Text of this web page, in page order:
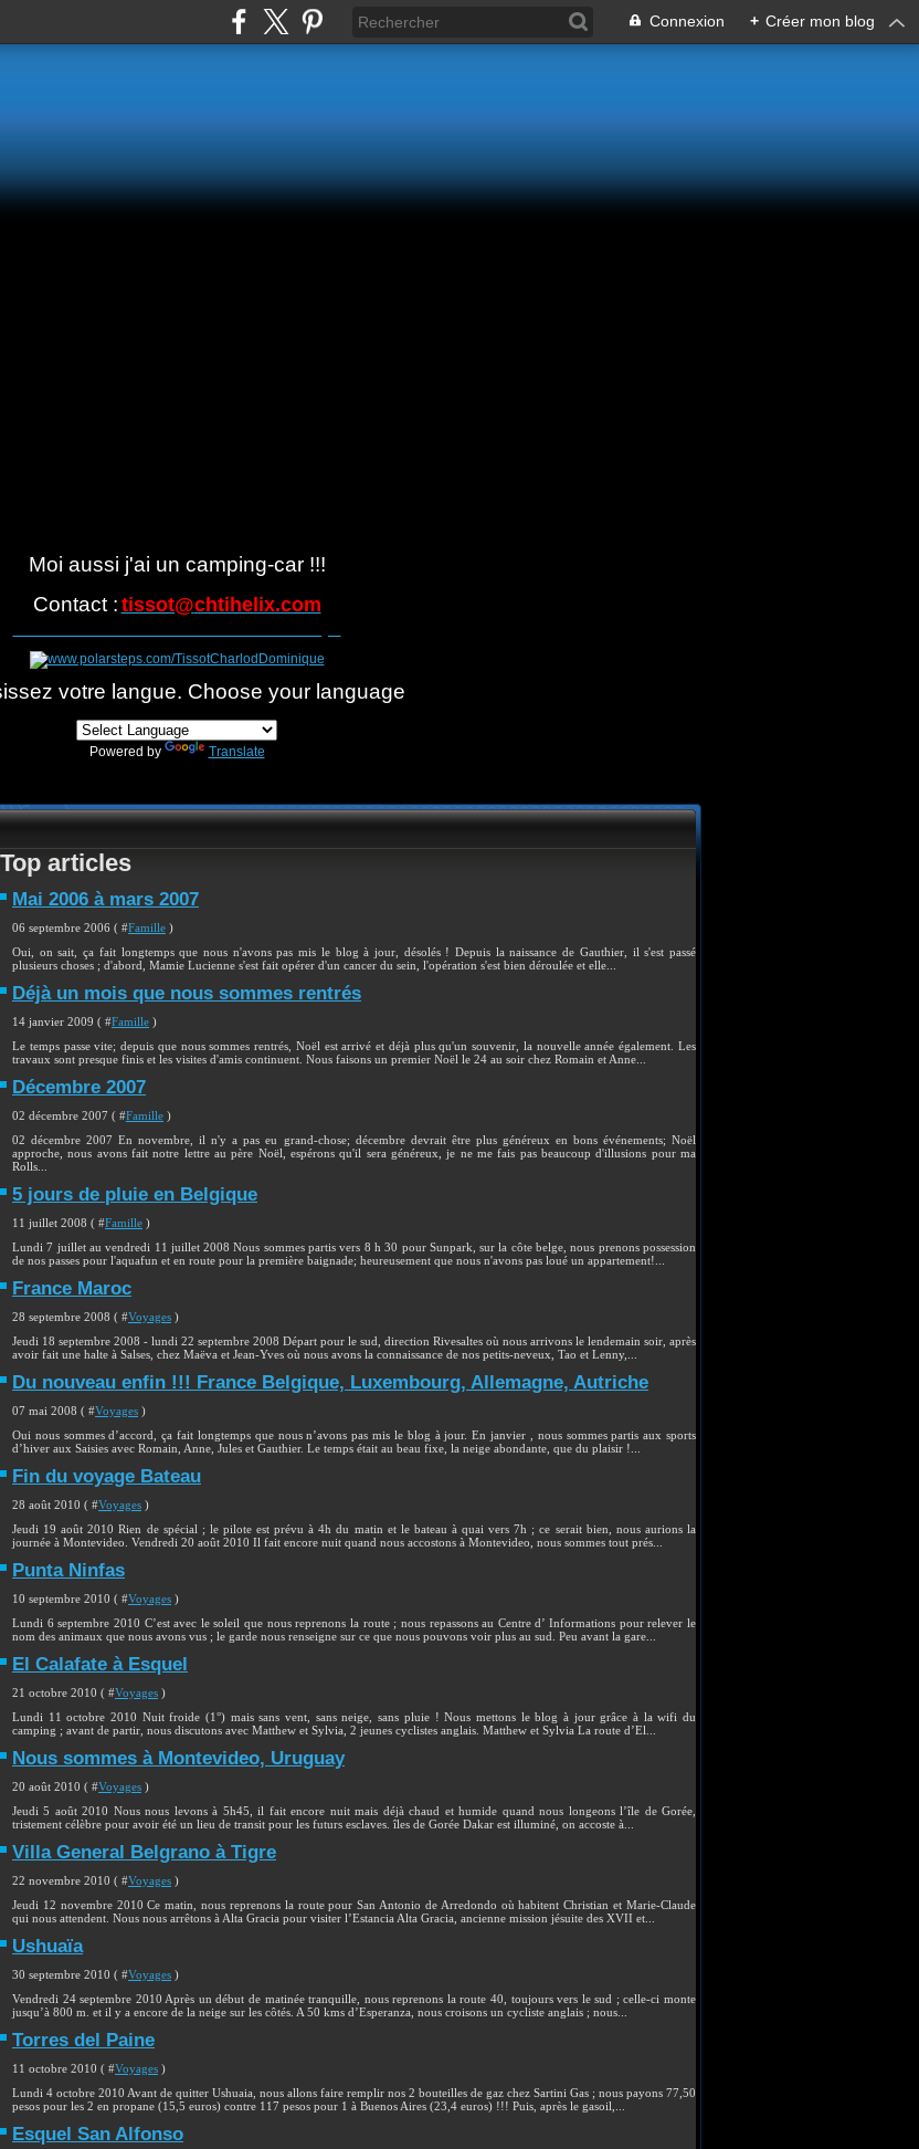
Connexion + Créer mon blog
Moi aussi j'ai un camping-car !!!
Contact : tissot@chtihelix.com
votre langue. Choose your language
Powered by Translate
Top articles
Mai 2006 à mars 2007
06 septembre 2006 ( #Famille )
Oui, on sait, ça fait longtemps que nous n'avons pas mis le blog à jour, désolés ! Depuis la naissance de Gauthier, il s'est passé
plusieurs choses ; d'abord, Mamie Lucienne s'est fait opérer d'un cancer du sein, l'opération s'est bien déroulée et elle...
Déjà un mois que nous sommes rentrés
14 janvier 2009 ( #Famille )
Le temps passe vite; depuis que nous sommes rentrés, Noël est arrivé et déjà plus qu'un souvenir, la nouvelle année également. Les
travaux sont presque finis et les visites d'amis continuent. Nous faisons un premier Noël le 24 au soir chez Romain et Anne...
Décembre 2007
02 décembre 2007 ( #Famille )
02 décembre 2007 En novembre, il n'y a pas eu grand-chose; décembre devrait être plus généreux en bons événements; Noël
approche, nous avons fait notre lettre au père Noël, espérons qu'il sera généreux, je ne me fais pas beaucoup d'illusions pour ma
Rolls...
5 jours de pluie en Belgique
11 juillet 2008 ( #Famille )
Lundi 7 juillet au vendredi 11 juillet 2008 Nous sommes partis vers 8 h 30 pour Sunpark, sur la côte belge, nous prenons possession
de nos passes pour l'aquafun et en route pour la première baignade; heureusement que nous n'avons pas loué un appartement!...
France Maroc
28 septembre 2008 ( #Voyages )
Jeudi 18 septembre 2008 - lundi 22 septembre 2008 Départ pour le sud, direction Rivesaltes où nous arrivons le lendemain soir, après
avoir fait une halte à Salses, chez Maëva et Jean-Yves où nous avons la connaissance de nos petits-neveux, Tao et Lenny,...
Du nouveau enfin !!! France Belgique, Luxembourg, Allemagne, Autriche
07 mai 2008 ( #Voyages )
Oui nous sommes d’accord, ça fait longtemps que nous n’avons pas mis le blog à jour. En janvier , nous sommes partis aux sports
d’hiver aux Saisies avec Romain, Anne, Jules et Gauthier. Le temps était au beau fixe, la neige abondante, que du plaisir !...
Fin du voyage Bateau
28 août 2010 ( #Voyages )
Jeudi 19 août 2010 Rien de spécial ; le pilote est prévu à 4h du matin et le bateau à quai vers 7h ; ce serait bien, nous aurions la
journée à Montevideo. Vendredi 20 août 2010 Il fait encore nuit quand nous accostons à Montevideo, nous sommes tout prés...
Punta Ninfas
10 septembre 2010 ( #Voyages )
Lundi 6 septembre 2010 C’est avec le soleil que nous reprenons la route ; nous repassons au Centre d’ Informations pour relever le
nom des animaux que nous avons vus ; le garde nous renseigne sur ce que nous pouvons voir plus au sud. Peu avant la gare...
El Calafate à Esquel
21 octobre 2010 ( #Voyages )
Lundi 11 octobre 2010 Nuit froide (1°) mais sans vent, sans neige, sans pluie ! Nous mettons le blog à jour grâce à la wifi du
camping ; avant de partir, nous discutons avec Matthew et Sylvia, 2 jeunes cyclistes anglais. Matthew et Sylvia La route d’El...
Nous sommes à Montevideo, Uruguay
20 août 2010 ( #Voyages )
Jeudi 5 août 2010 Nous nous levons à 5h45, il fait encore nuit mais déjà chaud et humide quand nous longeons l’île de Gorée,
tristement célèbre pour avoir été un lieu de transit pour les futurs esclaves. îles de Gorée Dakar est illuminé, on accoste à...
Villa General Belgrano à Tigre
22 novembre 2010 ( #Voyages )
Jeudi 12 novembre 2010 Ce matin, nous reprenons la route pour San Antonio de Arredondo où habitent Christian et Marie-Claude
qui nous attendent. Nous nous arrêtons à Alta Gracia pour visiter l’Estancia Alta Gracia, ancienne mission jésuite des XVII et...
Ushuaïa
30 septembre 2010 ( #Voyages )
Vendredi 24 septembre 2010 Après un début de matinée tranquille, nous reprenons la route 40, toujours vers le sud ; celle-ci monte
jusqu’à 800 m. et il y a encore de la neige sur les côtés. A 50 kms d’Esperanza, nous croisons un cycliste anglais ; nous...
Torres del Paine
11 octobre 2010 ( #Voyages )
Lundi 4 octobre 2010 Avant de quitter Ushuaia, nous allons faire remplir nos 2 bouteilles de gaz chez Sartini Gas ; nous payons 77,50
pesos pour les 2 en propane (15,5 euros) contre 117 pesos pour 1 à Buenos Aires (23,4 euros) !!! Puis, après le gasoil,...
Esquel San Alfonso